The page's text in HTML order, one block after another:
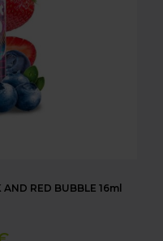
RED BUBBLE 16ml